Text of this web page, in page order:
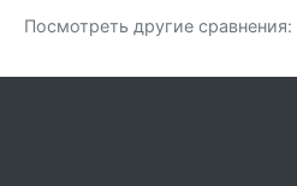
Посмотреть другие сравнения: